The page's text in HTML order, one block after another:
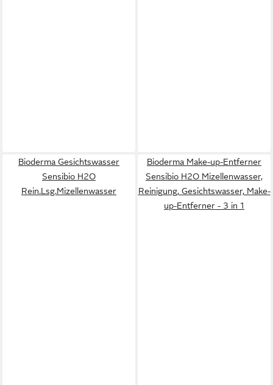
Bioderma Gesichtswasser
Sensibio H2O
Rein.Lsg.Mizellenwasser
Bioderma Make-up-Entferner
Sensibio H2O Mizellenwasser,
Reinigung, Gesichtswasser, Make-
up-Entferner - 3 in 1